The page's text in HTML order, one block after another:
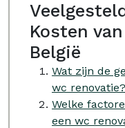
Kosten
België
Wat zijn de
wc renovatie?
Welke
een wc